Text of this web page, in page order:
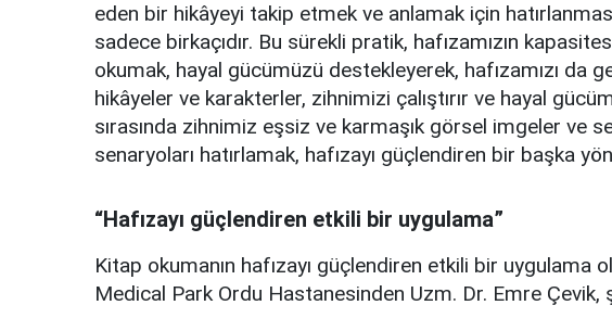
eden bir hikâyeyi takip etmek ve anlamak için
sadece birkaçıdır. Bu sürekli pratik, hafızamızın
okumak, hayal gücümüzü destekleyerek, hafızamızı da
hikâyeler ve karakterler, zihnimizi çalıştırır ve hayal
sırasında zihnimiz eşsiz ve karmaşık görsel imgeler ve
senaryoları hatırlamak, hafızayı güçlendiren bir başka
“Hafızayı güçlendiren etkili bir uygulama”
Kitap okumanın hafızayı güçlendiren etkili bir uygulama
Medical Park Ordu Hastanesinden Uzm. Dr. Emre Çevik,